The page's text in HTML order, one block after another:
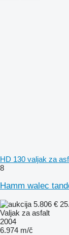
HD 130 valjak za
8
Hamm walec
5.806 €
Valjak za asfalt
2004
6.974 m/č